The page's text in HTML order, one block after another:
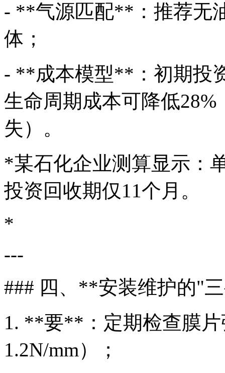
- **气源匹配**：推荐无
体；
- **成本模型**：初期投
生命周期成本可降低
失）。
*某石化企业测算显示：
投资回收期仅11个月。
*
---
### 四、**安装维护的"
1. **要**：定期检查膜
1.2N/mm）；